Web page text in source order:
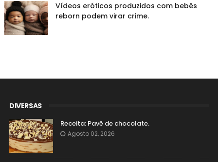
Vídeos eróticos produzidos com bebês
reborn podem virar crime.
DIVERSAS
Receita: Pavê de chocolate.
Agosto 02, 2026